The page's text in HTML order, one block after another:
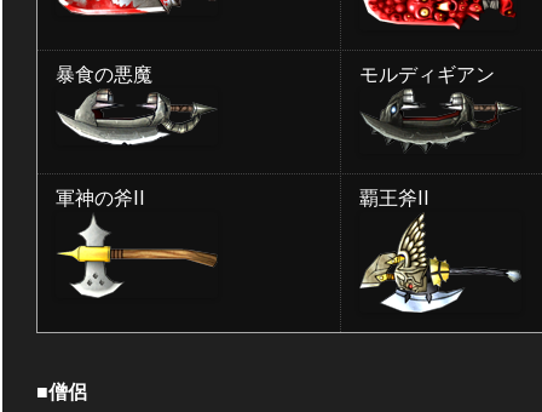
暴食の悪魔 モルディギアン
軍神の斧II 覇王斧II
■僧侶